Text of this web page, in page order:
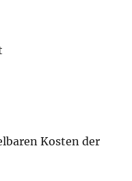
Kosten der